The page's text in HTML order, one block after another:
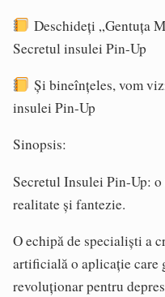
Deschideți „Gentuța
Secretul insulei Pin-Up
Și bineînțeles, vom
insulei Pin-Up
Sinopsis:
Secretul Insulei Pin-Up:
realitate și fantezie.
O echipă de specialiști a
artificială o aplicație care
revoluționar pentru